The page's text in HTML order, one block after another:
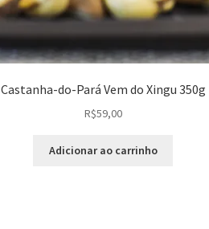
Castanha-do-Pará Vem do Xingu 350g
R$59,00
Adicionar ao carrinho